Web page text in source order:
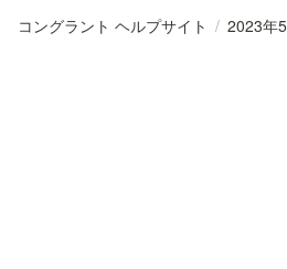
コングラント ヘルプサイト / 2023年